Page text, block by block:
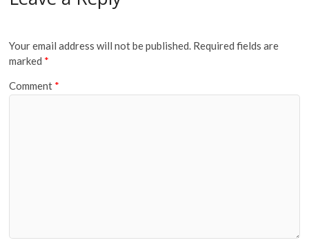
Your email address will not be published. Required fields are
marked *
Comment *